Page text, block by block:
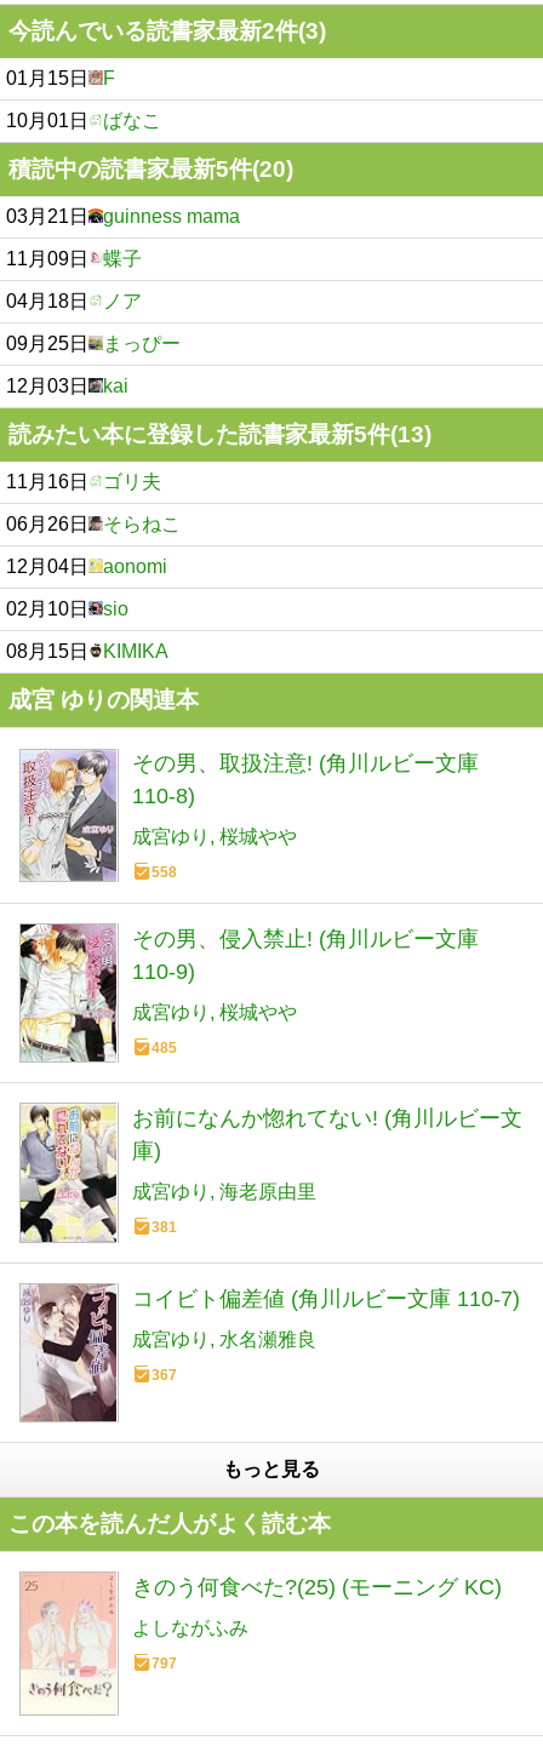
今読んでいる読書家最新2件(3)
01月15日 F
10月01日 ばなこ
積読中の読書家最新5件(20)
03月21日 guinness mama
11月09日 蝶子
04月18日 ノア
09月25日 まっぴー
12月03日 kai
読みたい本に登録した読書家最新5件(13)
11月16日 ゴリ夫
06月26日 そらねこ
12月04日 aonomi
02月10日 sio
08月15日 KIMIKA
成宮 ゆりの関連本
その男、取扱注意! (角川ルビー文庫
110-8)
成宮ゆり 桜城やや
558
その男、侵入禁止! (角川ルビー文庫
110-9)
成宮ゆり 桜城やや
485
お前になんか惚れてない! (角川ルビー文
庫)
成宮ゆり 海老原由里
381
コイビト偏差値 (角川ルビー文庫 110-7)
成宮ゆり 水名瀬雅良
367
もっと見る
この本を読んだ人がよく読む本
きのう何食べた?(25) (モーニング KC)
よしながふみ
797